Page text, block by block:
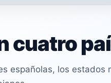
cuatro
españolas, los estados